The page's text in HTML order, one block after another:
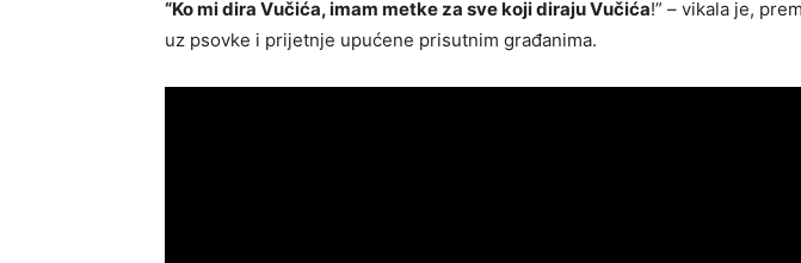
“Ko mi dira Vučića, imam metke za sve koji diraju Vučića!” – vikala je,
uz psovke i prijetnje upućene prisutnim građanima.